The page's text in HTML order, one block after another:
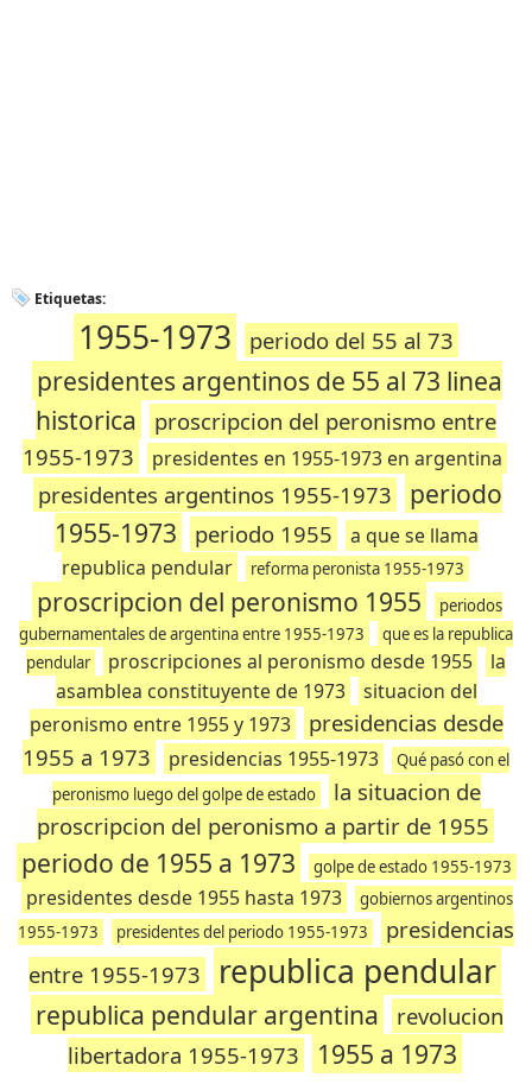
Etiquetas:
1955-1973 periodo del 55 al 73
presidentes argentinos de 55 al 73 linea
historica
proscripcion del peronismo entre
1955-1973
presidentes en 1955-1973 en argentina
presidentes argentinos 1955-1973
periodo
1955-1973
periodo 1955
a que se llama
republica pendular
reforma peronista 1955-1973
proscripcion del peronismo 1955
periodos
gubernamentales de argentina entre 1955-1973
que es la republica
pendular
proscripciones al peronismo desde 1955
la
asamblea constituyente de 1973
situacion del
peronismo entre 1955 y 1973
presidencias desde
1955 a 1973
presidencias 1955-1973
Qué pasó con el
peronismo luego del golpe de estado
la situacion de
proscripcion del peronismo a partir de 1955
periodo de 1955 a 1973 golpe de estado 1955-1973
presidentes desde 1955 hasta 1973
gobiernos argentinos
1955-1973
presidentes del periodo 1955-1973
presidencias
entre 1955-1973
republica pendular
republica pendular argentina
revolucion
libertadora 1955-1973
1955 a 1973